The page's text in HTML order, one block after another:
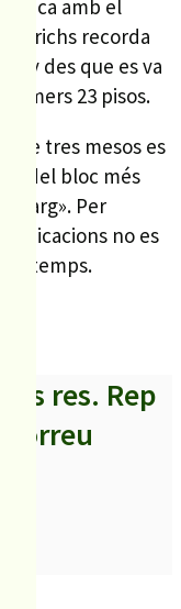
crítica amb el
recorda
any des que es va
23 pisos.
de tres mesos es
del bloc més
llarg». Per
no es
temps.
res. Rep